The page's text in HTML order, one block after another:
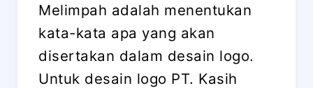
Melimpah adalah menentukan
kata-kata apa yang akan
disertakan dalam desain logo.
Untuk desain logo PT. Kasih